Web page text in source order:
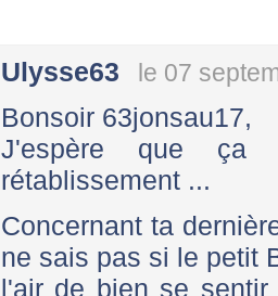
Ulysse63 le 07
Bonsoir 63jonsau17,
J'espère que
rétablissement ...
Concernant ta
ne sais pas si le petit
l'air de bien se sentir